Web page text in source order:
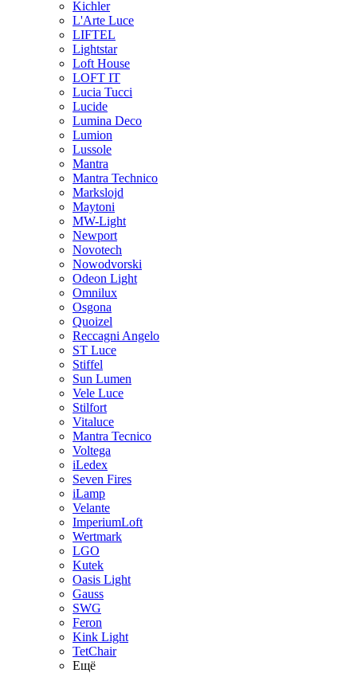
Kichler
L'Arte Luce
LIFTEL
Lightstar
Loft House
LOFT IT
Lucia Tucci
Lucide
Lumina Deco
Lumion
Lussole
Mantra
Mantra Technico
Markslojd
Maytoni
MW-Light
Newport
Novotech
Nowodvorski
Odeon Light
Omnilux
Osgona
Quoizel
Reccagni Angelo
ST Luce
Stiffel
Sun Lumen
Vele Luce
Stilfort
Vitaluce
Mantra Tecnico
Voltega
iLedex
Seven Fires
iLamp
Velante
ImperiumLoft
Wertmark
LGO
Kutek
Oasis Light
Gauss
SWG
Feron
Kink Light
TetСhair
Ещё